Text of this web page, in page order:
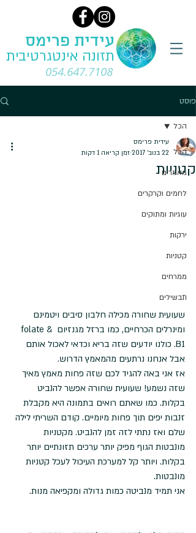
עידית פרימס
תזונה אינטגרטיבית
054.647.7108
פוסט
הכל
מאמרים
לחמים וקרקרים
עוגיות ומתוקים
ירקות
קטניות
ממרחים
תבשילים
הכל
קטניות
עידית פרימס
22 בנוב׳ 2017
זמן קריאה 1 דקות
שעועית שחורה מכילה חלבון סיבים ויטמינם
ומינרלים הכרחיים, כמו ברזל מגנזיום folate &
B1. כולנו יודעים שזה בריא וכדאי לאכול אותם
אבל אנחנו נרתעים מהמאמץ הדרוש.
אז אני באה להגיד לכם שזה פחות מאמץ מאיך
שזה נשמע! שעועית שחורה אפשר להנביט
בקלות. כמו שאתם רואים בתמונה היא מקבלת
זנבות יפים תוך פחות מיומיים. קודם השריתי לילה
שלם ואז נתתי לזה זמן להנביט. מקטניות
מונבטות הגוף מפיק יותר ערכים תזונתיים יותר
בקלות. ויותר קל למערכת העיכול לעכל קטניות
מונבטות.
אני תמיד מנביטה כמות גדולה ומקפיאה מנות.